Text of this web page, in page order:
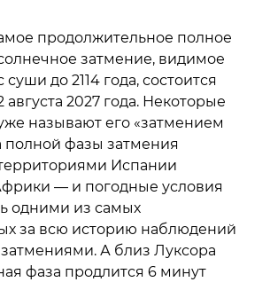
продолжительное полное
затмение, видимое
суши до 2114 года, состоится
августа 2027 года. Некоторые
называют его «затмением
полной фазы затмения
Испании
— и погодные условия
одними из самых
за всю историю наблюдений
А близ Луксора
фаза продлится 6 минут